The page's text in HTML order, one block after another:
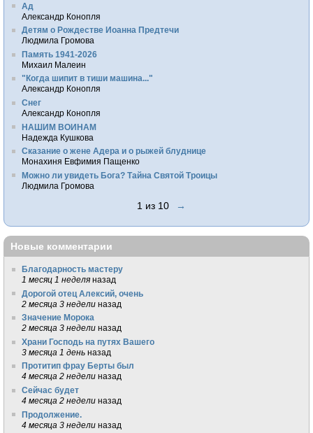
Ад
Александр Конопля
Детям о Рождестве Иоанна Предтечи
Людмила Громова
Память 1941-2026
Михаил Малеин
"Когда шипит в тиши машина..."
Александр Конопля
Снег
Александр Конопля
НАШИМ ВОИНАМ
Надежда Кушкова
Сказание о жене Адера и о рыжей блуднице
Монахиня Евфимия Пащенко
Можно ли увидеть Бога? Тайна Святой Троицы
Людмила Громова
1 из 10 →
Новые комментарии
Благодарность мастеру
1 месяц 1 неделя назад
Дорогой отец Алексий, очень
2 месяца 3 недели назад
Значение Морока
2 месяца 3 недели назад
Храни Господь на путях Вашего
3 месяца 1 день назад
Протитип фрау Берты был
4 месяца 2 недели назад
Сейчас будет
4 месяца 2 недели назад
Продолжение.
4 месяца 3 недели назад